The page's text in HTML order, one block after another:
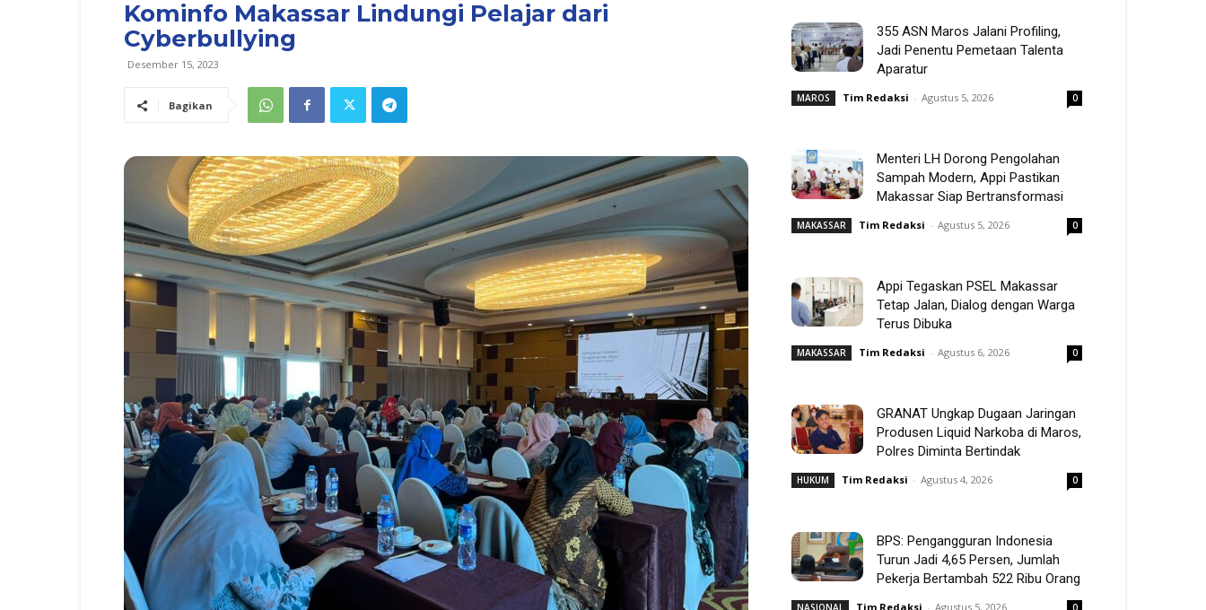
Kominfo Makassar Lindungi Pelajar dari
Cyberbullying
Desember 15, 2023
Bagikan
355 ASN Maros Jalani Profiling,
Jadi Penentu Pemetaan Talenta
Aparatur
MAROS Tim Redaksi - Agustus 5, 2026 0
Menteri LH Dorong Pengolahan
Sampah Modern, Appi Pastikan
Makassar Siap Bertransformasi
MAKASSAR Tim Redaksi - Agustus 5, 2026 0
Appi Tegaskan PSEL Makassar
Tetap Jalan, Dialog dengan Warga
Terus Dibuka
MAKASSAR Tim Redaksi - Agustus 6, 2026 0
GRANAT Ungkap Dugaan Jaringan
Produsen Liquid Narkoba di Maros,
Polres Diminta Bertindak
HUKUM Tim Redaksi - Agustus 4, 2026 0
BPS: Pengangguran Indonesia
Turun Jadi 4,65 Persen, Jumlah
Pekerja Bertambah 522 Ribu Orang
NASIONAL Tim Redaksi - Agustus 5, 2026 0